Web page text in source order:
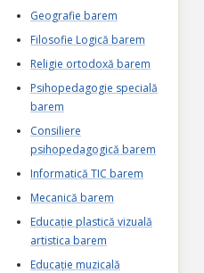
Geografie barem
Filosofie Logică barem
Religie ortodoxă barem
Psihopedagogie specială
barem
Consiliere
psihopedagogică barem
Informatică TIC barem
Mecanică barem
Educație plastică vizuală
artistica barem
Educație muzicală